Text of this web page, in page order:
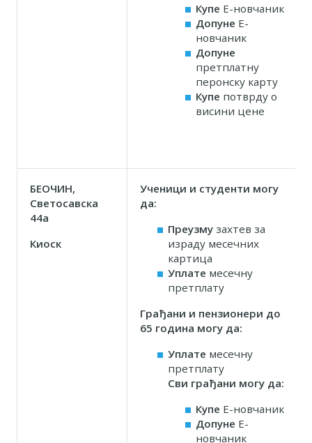
Купе Е-новчаник
Допуне Е-
новчаник
Допуне
претплатну
перонску карту
Купе потврду о
висини цене
БЕОЧИН,
Светосавска
44а
Киоск
Ученици и студенти могу
да:
Преузму захтев за
израду месечних
картица
Уплате месечну
претплату
Грађани и пензионери до
65 година могу да:
Уплате месечну
претплату
Сви грађани могу да:
Купе Е-новчаник
Допуне Е-
новчаник